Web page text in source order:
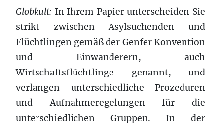
Globkult: In Ihrem Papier unterscheiden Sie
strikt zwischen Asylsuchenden und
Flüchtlingen gemäß der Genfer Konvention
und Einwanderern, auch
Wirtschaftsflüchtlinge genannt, und
verlangen unterschiedliche Prozeduren
und Aufnahmeregelungen für die
unterschiedlichen Gruppen. In der